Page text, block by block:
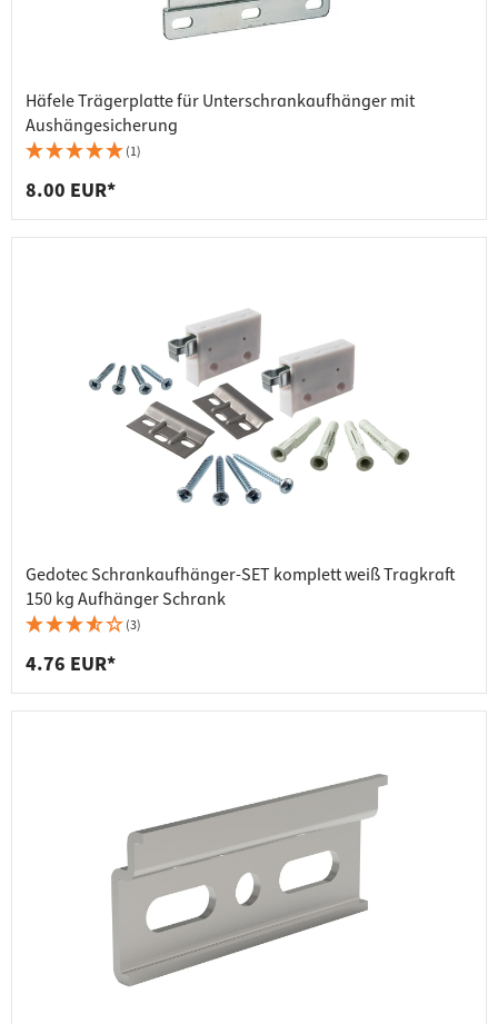
Häfele Trägerplatte für Unterschrankaufhänger mit
Aushängesicherung
(1)
8.00 EUR*
Gedotec Schrankaufhänger-SET komplett weiß Tragkraft
150 kg Aufhänger Schrank
(3)
4.76 EUR*